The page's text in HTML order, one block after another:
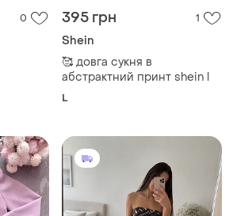
0 395 грн 1
Shein
🥰 довга сукня в
абстрактний принт shein l
L